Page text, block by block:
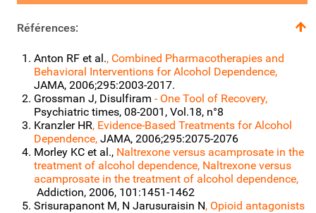
Références:
Anton RF et al., Combined Pharmacotherapies and
Behavioral Interventions for Alcohol Dependence,
JAMA, 2006;295:2003-2017.
Grossman J, Disulfiram - One Tool of Recovery,
Psychiatric times, 08-2001, Vol.18, n°8
Kranzler HR, Evidence-Based Treatments for Alcohol
Dependence, JAMA, 2006;295:2075-2076
Morley KC et al., Naltrexone versus acamprosate in the
treatment of alcohol dependence, Naltrexone versus
acamprosate in the treatment of alcohol dependence,
Addiction, 2006, 101:1451-1462
Srisurapanont M, N Jarusuraisin N, Opioid antagonists